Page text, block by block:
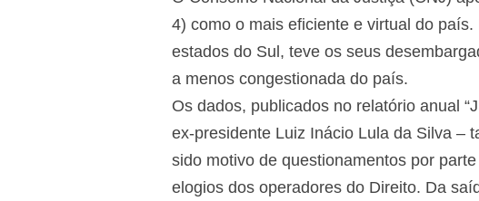
4) como o mais eficiente e virtual do
estados do Sul, teve os seus
a menos congestionada do país.
Os dados, publicados no relatório anual
ex-presidente Luiz Inácio Lula da Silva –
sido motivo de questionamentos por
elogios dos operadores do Direito. Da